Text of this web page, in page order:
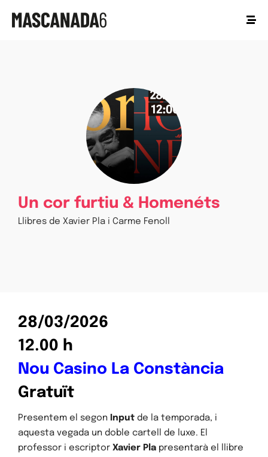
Un cor furtiu & Homenéts
Llibres de Xavier Pla i Carme Fenoll
28/03/2026
12.00 h
Nou Casino La Constància
Gratuït
Presentem el segon Input de la temporada, i
aquesta vegada un doble cartell de luxe. El
professor i escriptor Xavier Pla presentarà el llibre